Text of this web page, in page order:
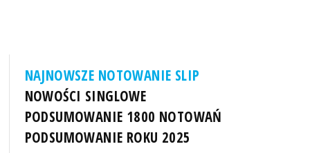
NAJNOWSZE NOTOWANIE SLIP
NOWOŚCI SINGLOWE
PODSUMOWANIE 1800 NOTOWAŃ
PODSUMOWANIE ROKU 2025